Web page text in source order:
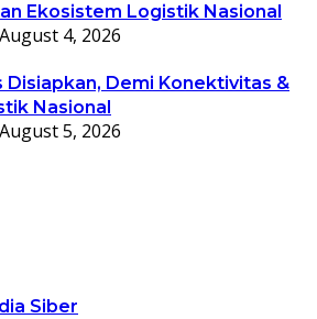
Ekosistem Logistik Nasional
August 4, 2026
Disiapkan, Demi Konektivitas &
Nasional
August 5, 2026
Siber